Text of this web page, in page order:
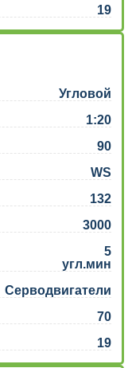
19
Угловой
1:20
90
WS
132
3000
5
угл.мин
Серводвигатели
70
19